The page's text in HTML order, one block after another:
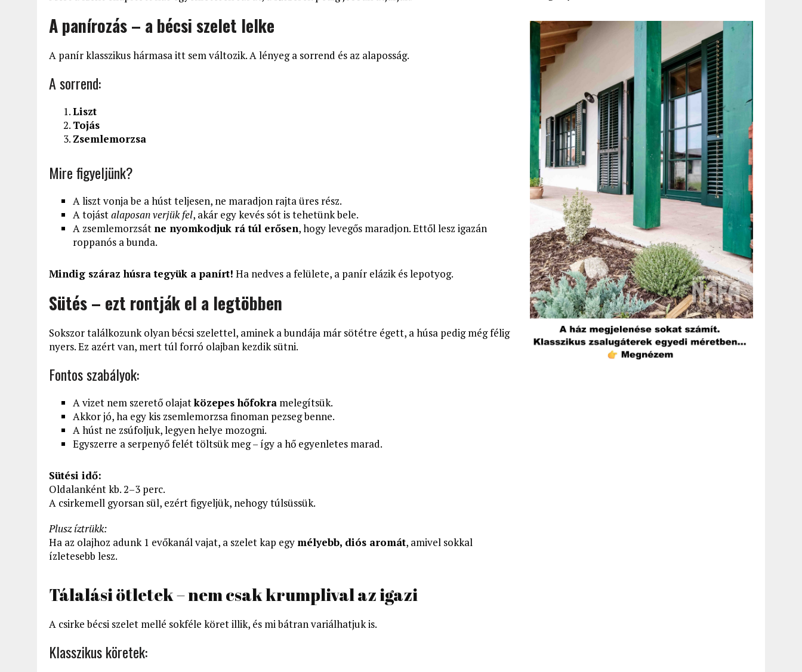
A panírozás – a bécsi szelet lelke
A panír klasszikus hármasa itt sem változik. A lényeg a sorrend és az alaposság.
A sorrend:
Liszt
Tojás
Zsemlemorzsa
Mire figyeljünk?
A liszt vonja be a húst teljesen, ne maradjon rajta üres rész.
A tojástalaposan verjük fel, akár egy kevés sót is tehetünk bele.
A zsemlemorzsát ne nyomkodjuk rá túl erősen, hogy levegős maradjon. Ettől lesz igazán
roppanós a bunda.
Mindig száraz húsra tegyük a panírt! Ha nedves a felülete, a panír elázik és lepotyog.
Sütés – ezt rontják el a legtöbben
Sokszor találkozunk olyan bécsi szelettel, aminek a bundája már sötétre égett, a húsa pedig még félig
nyers. Ez azért van, mert túl forró olajban kezdik sütni.
Fontos szabályok:
A vizet nem szerető olajatközepes hőfokra melegítsük.
Akkor jó, ha egy kis zsemlemorzsa finoman pezseg benne.
A húst ne zsúfoljuk, legyen helye mozogni.
Egyszerre a serpenyő felét töltsük meg – így a hő egyenletes marad.
Sütési idő:
Oldalanként kb. 2–3 perc.
A csirkemell gyorsan sül, ezért figyeljük, nehogy túlsüssük.
Plusz íztrükk:
Ha az olajhoz adunk 1 evőkanál vajat, a szelet kap egy mélyebb, diós aromát, amivel sokkal
ízletesebb lesz.
Tálalási ötletek – nem csak krumplival az igazi
A csirke bécsi szelet mellé sokféle köret illik, és mi bátran variálhatjuk is.
Klasszikus köretek: